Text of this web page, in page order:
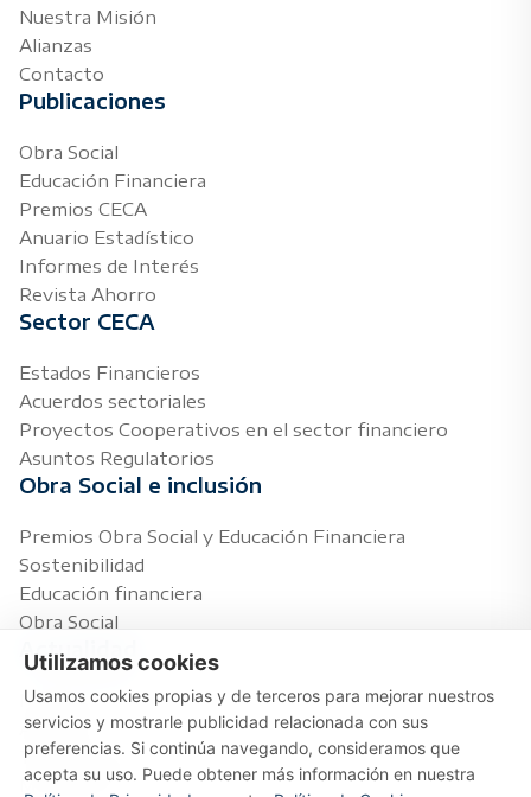
Nuestra Misión
Alianzas
Contacto
Publicaciones
Obra Social
Educación Financiera
Premios CECA
Anuario Estadístico
Informes de Interés
Revista Ahorro
Sector CECA
Estados Financieros
Acuerdos sectoriales
Proyectos Cooperativos en el sector financiero
Asuntos Regulatorios
Obra Social e inclusión
Premios Obra Social y Educación Financiera
Sostenibilidad
Educación financiera
Obra Social
Actualidad
Notas de prensa
Agenda
Temas de interés
Multimedia
Utilizamos cookies
Usamos cookies propias y de terceros para mejorar nuestros
servicios y mostrarle publicidad relacionada con sus
preferencias. Si continúa navegando, consideramos que
acepta su uso. Puede obtener más información en nuestra